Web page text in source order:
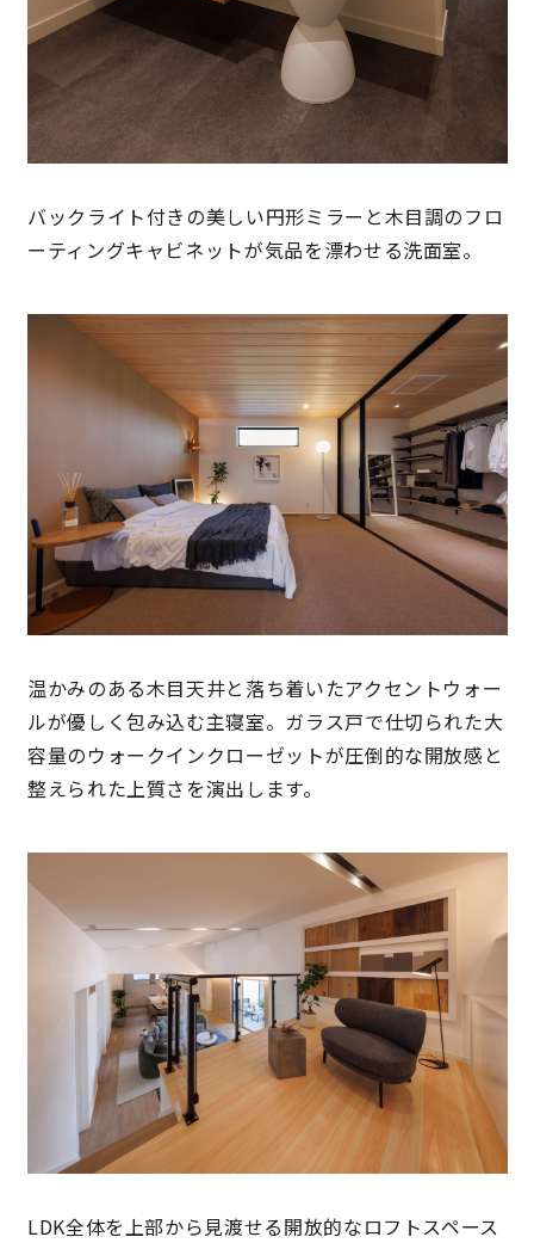
バックライト付きの美しい円形ミラーと木目調のフロ
ーティングキャビネットが気品を漂わせる洗面室。
温かみのある木目天井と落ち着いたアクセントウォー
ルが優しく包み込む主寝室。ガラス戸で仕切られた大
容量のウォークインクローゼットが圧倒的な開放感と
整えられた上質さを演出します。
LDK全体を上部から見渡せる開放的なロフトスペース